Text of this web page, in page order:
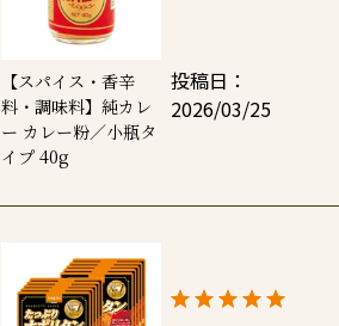
【スパイス・香辛
料・調味料】純カレ
ー カレー粉／小瓶タ
イプ 40g
投稿日
2026/03/25